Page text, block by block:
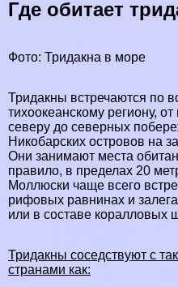
Где обитает
Фото: Тридакна в море
Тридакны встречаются по
тихоокеанскому региону,
северу до северных
Никобарских островов на
Они занимают места
правило, в пределах 20
Моллюски чаще всего
рифовых равнинах и
или в составе коралловых
Тридакны соседствуют с
странами как: